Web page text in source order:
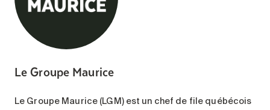
Le Groupe Maurice
Le Groupe Maurice (LGM) est un chef de file québécois